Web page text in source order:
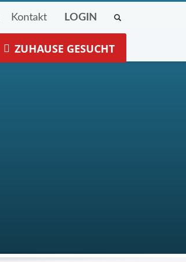
Kontakt LOGIN
ZUHAUSE GESUCHT